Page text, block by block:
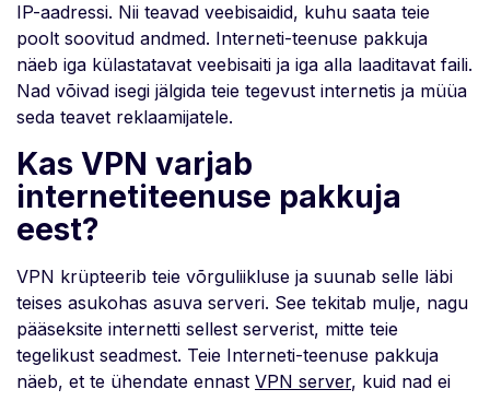
IP-aadressi. Nii teavad veebisaidid, kuhu saata teie
poolt soovitud andmed. Interneti-teenuse pakkuja
näeb iga külastatavat veebisaiti ja iga alla laaditavat faili.
Nad võivad isegi jälgida teie tegevust internetis ja müüa
seda teavet reklaamijatele.
Kas VPN varjab
internetiteenuse pakkuja
eest?
VPN krüpteerib teie võrguliikluse ja suunab selle läbi
teises asukohas asuva serveri. See tekitab mulje, nagu
pääseksite internetti sellest serverist, mitte teie
tegelikust seadmest. Teie Interneti-teenuse pakkuja
näeb, et te ühendate ennast VPN server, kuid nad ei